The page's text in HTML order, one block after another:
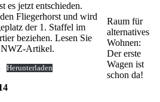
Raum für
alternatives
Wohnen:
Der erste
Wagen ist
schon da!
es jetzt entschieden.
Fliegerhorst und wird
der 1. Staffel im
beziehen. Lesen Sie
NWZ-Artikel.
Herunterladen